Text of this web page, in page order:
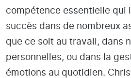
compétence essentielle qui
succès dans de nombreux
que ce soit au travail, dans
personnelles, ou dans la
émotions au quotidien.